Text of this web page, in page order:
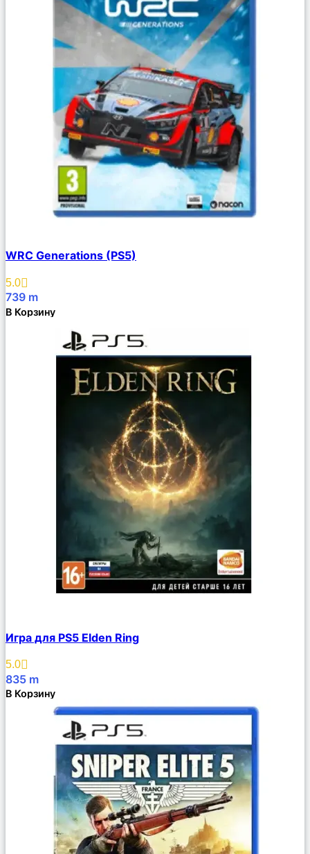
Описание
Избранное
WRC Generations (PS5)
5.0
739 m
В Корзину
Описание
Избранное
Игра для PS5 Elden Ring
5.0
835 m
В Корзину